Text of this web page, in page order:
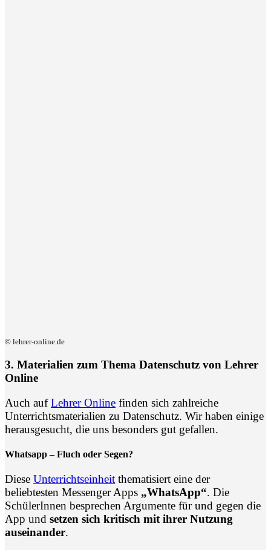
© lehrer-online.de
3. Materialien zum Thema Datenschutz von Lehrer
Online
Auch aufLehrer Online finden sich zahlreiche
Unterrichtsmaterialien zu Datenschutz. Wir haben einige
herausgesucht, die uns besonders gut gefallen.
Whatsapp – Fluch oder Segen?
Diese Unterrichtseinheit thematisiert eine der
beliebtesten Messenger Apps „WhatsApp“. Die
SchülerInnen besprechen Argumente für und gegen die
App und setzen sich kritisch mit ihrer Nutzung
auseinander.